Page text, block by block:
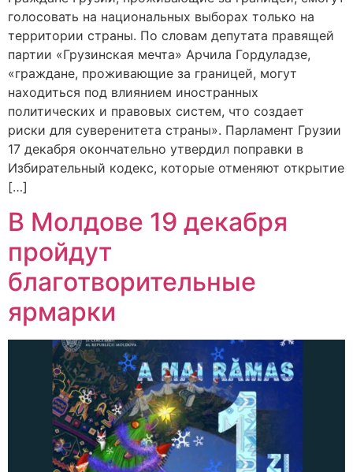
голосовать на национальных выборах только на
территории страны. По словам депутата правящей
партии «Грузинская мечта» Арчила Гордуладзе,
«граждане, проживающие за границей, могут
находиться под влиянием иностранных
политических и правовых систем, что создает
риски для суверенитета страны». Парламент Грузии
17 декабря окончательно утвердил поправки в
Избирательный кодекс, которые отменяют открытие
[…]
В Молдове 19 декабря
пройдут
благотворительные
ярмарки